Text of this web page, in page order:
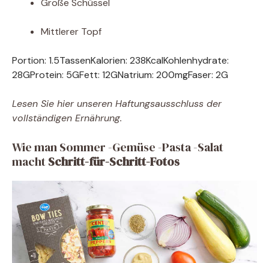
Mittlerer Topf
Portion: 1.5TassenKalorien: 238KcalKohlenhydrate:
28GProtein: 5GFett: 12GNatrium: 200mgFaser: 2G
Lesen Sie hier unseren Haftungsausschluss der
vollständigen Ernährung.
Wie man Sommer -Gemüse -Pasta -Salat
machtSchritt-für-Schritt-Fotos